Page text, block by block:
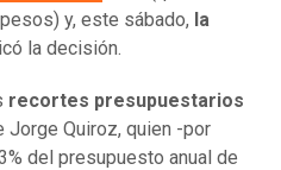
y, este sábado, la
la decisión.
recortes presupuestarios
Jorge Quiroz, quien -por
del presupuesto anual de